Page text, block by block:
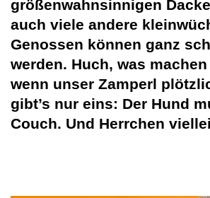
größenwahnsinnigen
auch viele andere
Genossen können ganz
werden. Huch, was
wenn unser Zamperl
gibt’s nur eins: Der Hund
Couch. Und Herrchen